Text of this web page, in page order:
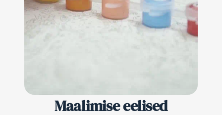
Maalimise eelised